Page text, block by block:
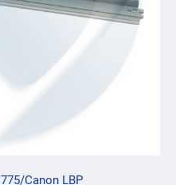
Canon LBP